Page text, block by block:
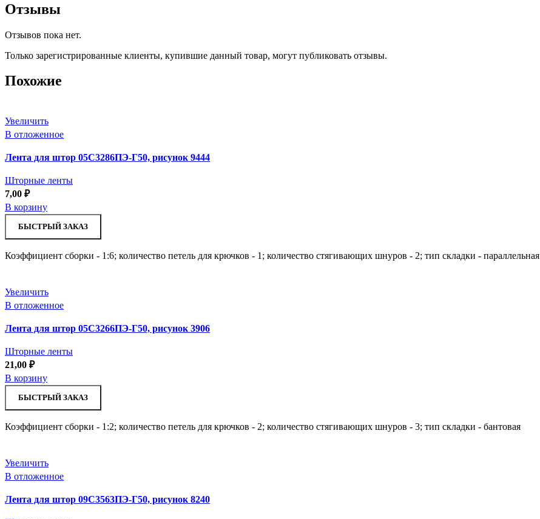
Отзывы
Отзывов пока нет.
Только зарегистрированные клиенты, купившие данный товар, могут публиковать отзывы.
Похожие
Увеличить
В отложенное
Лента для штор 05С3286ПЭ-Г50, рисунок 9444
Шторные ленты
7,00 ₽
В корзину
БЫСТРЫЙ ЗАКАЗ
Коэффициент сборки - 1:6; количество петель для крючков - 1; количество стягивающих шнуров - 2; тип складки - параллельная
Увеличить
В отложенное
Лента для штор 05С3266ПЭ-Г50, рисунок 3906
Шторные ленты
21,00 ₽
В корзину
БЫСТРЫЙ ЗАКАЗ
Коэффициент сборки - 1:2; количество петель для крючков - 2; количество стягивающих шнуров - 3; тип складки - бантовая
Увеличить
В отложенное
Лента для штор 09С3563ПЭ-Г50, рисунок 8240